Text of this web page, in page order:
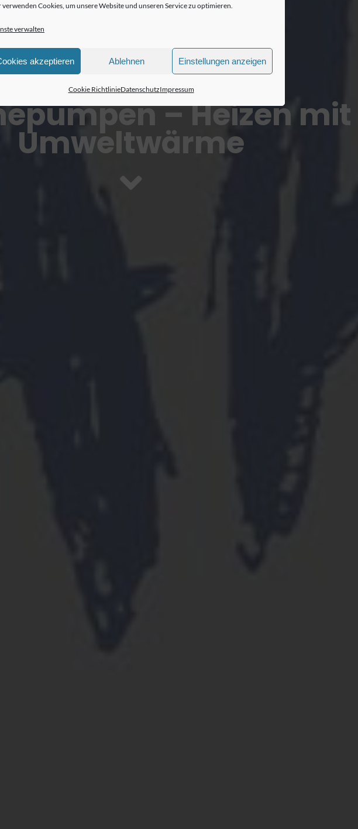
verwenden Cookies, um unsere Website und unseren Service zu optimieren.
verwalten
akzeptieren Ablehnen Einstellungen anzeigen
Cookie RichtlinieDatenschutzImpressum
– Heizen mit
Umweltwärme